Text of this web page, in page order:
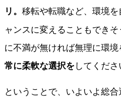
リ。 移転や転職など、環境
ャンスに変えることもでき
に不満が無ければ無理に環境
常に柔軟な選択をしてくださ
ということで、いよいよ総